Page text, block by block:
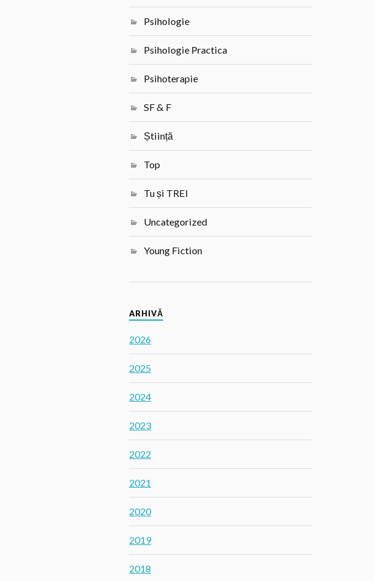
Psihologie
Psihologie Practica
Psihoterapie
SF & F
Știință
Top
Tu și TREI
Uncategorized
Young Fiction
ARHIVĂ
2026
2025
2024
2023
2022
2021
2020
2019
2018